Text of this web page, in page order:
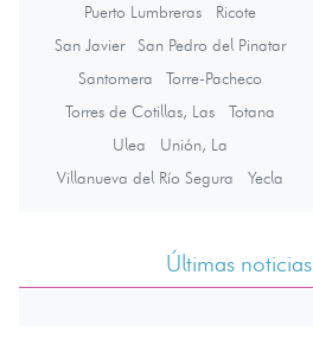
Puerto Lumbreras
Ricote
San Javier
San Pedro del Pinatar
Santomera
Torre-Pacheco
Torres de Cotillas, Las
Totana
Ulea
Unión, La
Villanueva del Río Segura
Yecla
Últimas noticias